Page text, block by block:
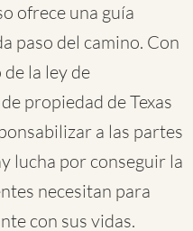
ofrece una guía
paso del camino. Con
la ley de
propiedad de Texas
a las partes
lucha por conseguir la
necesitan para
con sus vidas.